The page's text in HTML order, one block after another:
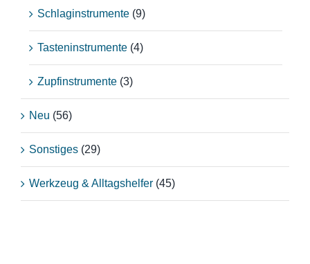
Schlaginstrumente (9)
Tasteninstrumente (4)
Zupfinstrumente (3)
Neu (56)
Sonstiges (29)
Werkzeug & Alltagshelfer (45)